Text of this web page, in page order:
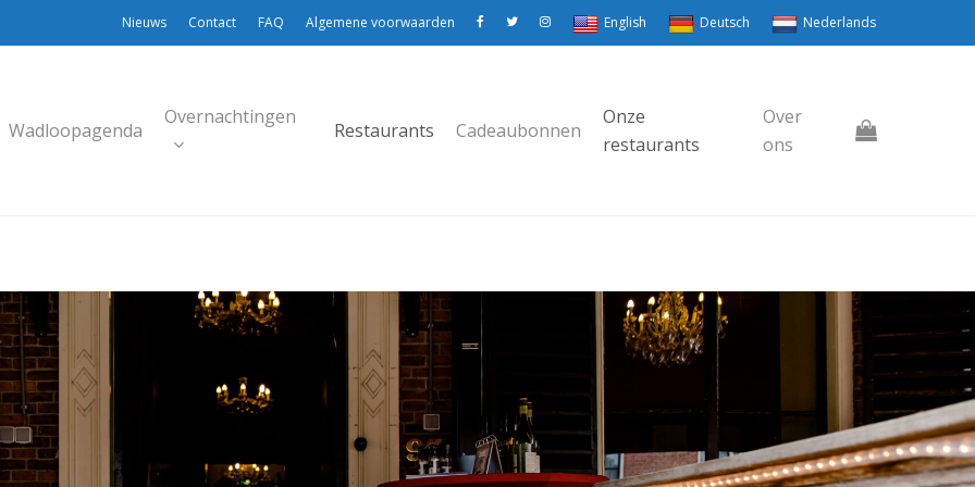
Nieuws Contact FAQ Algemene voorwaarden English Deutsch Nederlands
Wadloopagenda
Overnachtingen
Restaurants Cadeaubonnen
Onze
restaurants
Over
ons